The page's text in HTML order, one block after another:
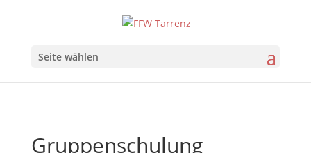
Seite wählen
Gruppenschulung